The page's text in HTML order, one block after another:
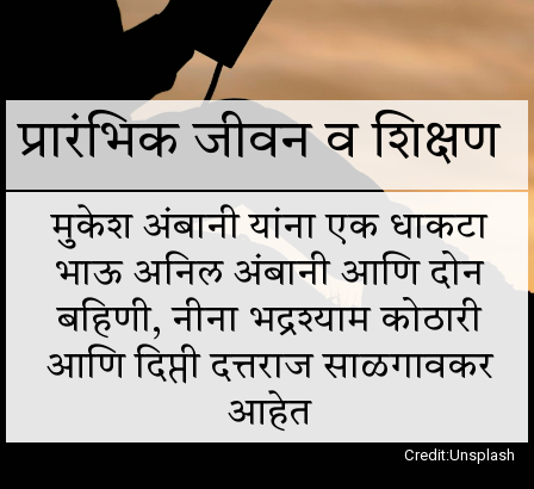
मुकेश अंबानी यांना एक धाकटा
भाऊ अनिल अंबानी आणि दोन
बहिणी, नीना भद्रश्याम कोठारी
आणि दिप्ती दत्तराज साळगावकर
आहेत
प्रारंभिक जीवन व शिक्षण
Credit:Unsplash